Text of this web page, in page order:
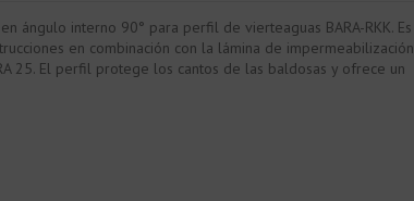
ángulo interno 90° para perfil de vierteaguas BARA-RKK. Es
en combinación con la lámina de impermeabilización
25. El perfil protege los cantos de las baldosas y ofrece un